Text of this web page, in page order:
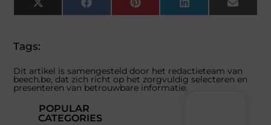
X
(Twitter)
FacebookPinterestLinkedInEmail
Tags:
Dit artikel is samengesteld door het redactieteam van
beech.be, dat zich richt op het zorgvuldig selecteren en
presenteren van betrouwbare informatie.
POPULAR
CATEGORIES